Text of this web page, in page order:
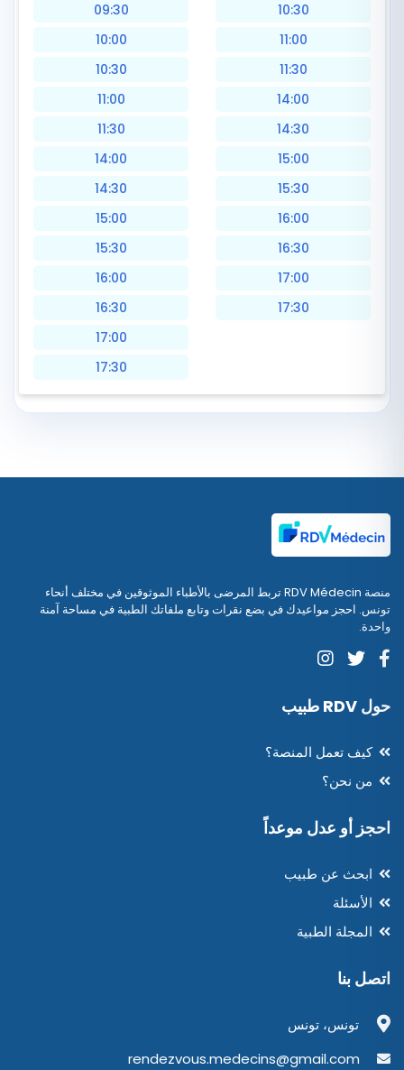
09:30
10:00
10:30
11:00
11:30
14:00
14:30
15:00
15:30
16:00
16:30
17:00
17:30
10:30
11:00
11:30
14:00
14:30
15:00
15:30
16:00
16:30
17:00
17:30
منصة RDV Médecin تربط المرضى بالأطباء الموثوقين في مختلف أنحاء
تونس. احجز مواعيدك في بضع نقرات وتابع ملفاتك الطبية في مساحة آمنة
واحدة.
حول RDV طبيب
كيف تعمل المنصة؟
من نحن؟
احجز أو عدل موعداً
ابحث عن طبيب
الأسئلة
المجلة الطبية
اتصل بنا
تونس، تونس